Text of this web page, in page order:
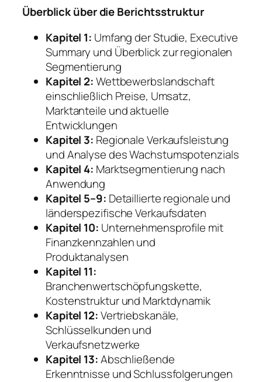
Überblick über die Berichtsstruktur
Kapitel 1: Umfang der Studie, Executive
Summary und Überblick zur regionalen
Segmentierung
Kapitel 2:Wettbewerbslandschaft
einschließlich Preise, Umsatz,
Marktanteile und aktuelle
Entwicklungen
Kapitel 3: Regionale Verkaufsleistung
und Analyse des Wachstumspotenzials
Kapitel 4: Marktsegmentierung nach
Anwendung
Kapitel 5–9: Detaillierte regionale und
länderspezifische Verkaufsdaten
Kapitel 10: Unternehmensprofile mit
Finanzkennzahlen und
Produktanalysen
Kapitel 11:
Branchenwertschöpfungskette,
Kostenstruktur und Marktdynamik
Kapitel 12:Vertriebskanäle,
Schlüsselkunden und
Verkaufsnetzwerke
Kapitel 13:Abschließende
Erkenntnisse und Schlussfolgerungen